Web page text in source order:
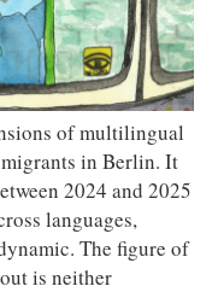
of multilingual
in Berlin. It
2024 and 2025
languages,
The figure of
is neither